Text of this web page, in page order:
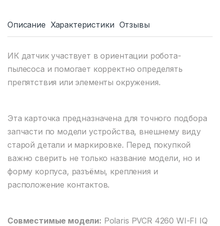
Описание Характеристики Отзывы
ИК датчик участвует в ориентации робота-
пылесоса и помогает корректно определять
препятствия или элементы окружения.
Эта карточка предназначена для точного подбора
запчасти по модели устройства, внешнему виду
старой детали и маркировке. Перед покупкой
важно сверить не только название модели, но и
форму корпуса, разъёмы, крепления и
расположение контактов.
Совместимые модели: Polaris PVCR 4260 WI-FI IQ